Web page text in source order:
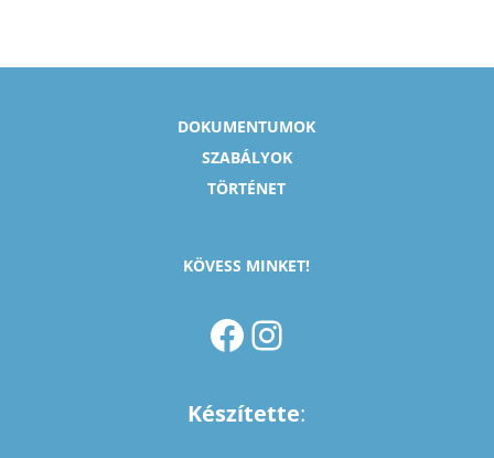
DOKUMENTUMOK
SZABÁLYOK
TÖRTÉNET
KÖVESS MINKET!
FACEBOOK INSTAGRAM
Készítette: